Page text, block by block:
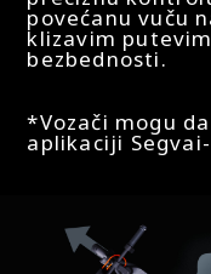
povećanu vuču
klizavim
bezbednosti.
*Vozači mogu
aplikaciji
Monitor Aplikacije
Da
Bluetooth
NFC tehnologija